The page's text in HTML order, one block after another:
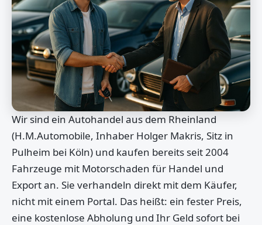
Wir sind ein Autohandel aus dem Rheinland
(H.M.Automobile, Inhaber Holger Makris, Sitz in
Pulheim bei Köln) und kaufen bereits seit 2004
Fahrzeuge mit Motorschaden für Handel und
Export an. Sie verhandeln direkt mit dem Käufer,
nicht mit einem Portal. Das heißt: ein fester Preis,
eine kostenlose Abholung und Ihr Geld sofort bei